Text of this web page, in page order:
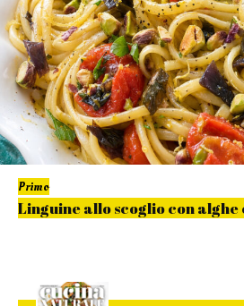
Primo
Linguine allo scoglio con